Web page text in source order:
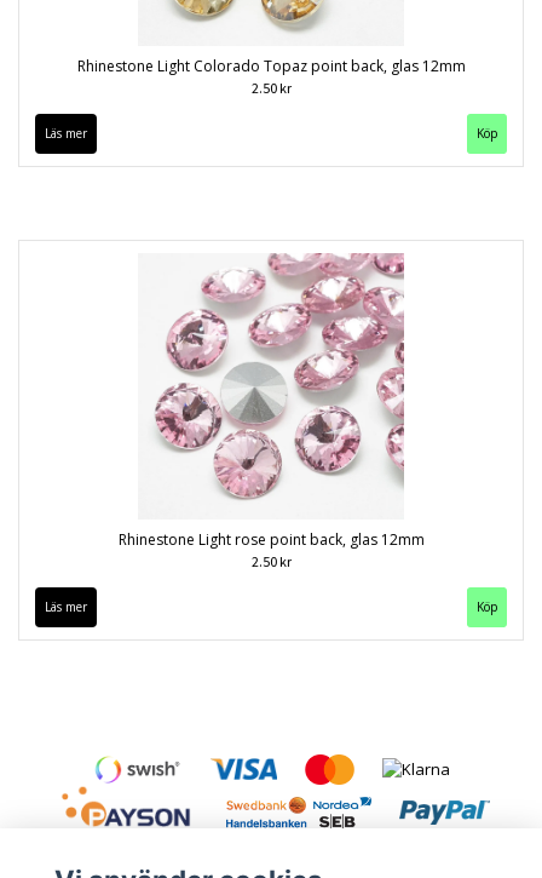
Rhinestone Light Colorado Topaz point back, glas 12mm
2.50 kr
Läs mer
Rhinestone Light rose point back, glas 12mm
2.50 kr
Läs mer